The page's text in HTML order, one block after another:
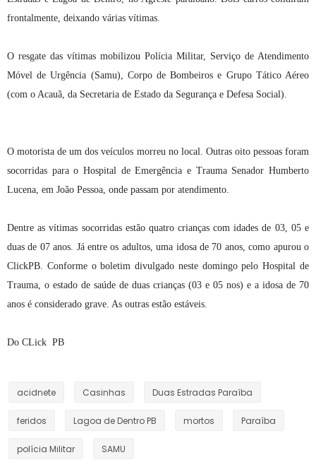
frontalmente, deixando várias vítimas.
O resgate das vítimas mobilizou Polícia Militar, Serviço de Atendimento
Móvel de Urgência (Samu), Corpo de Bombeiros e Grupo Tático Aéreo
(com o Acauã, da Secretaria de Estado da Segurança e Defesa Social).
O motorista de um dos veículos morreu no local. Outras oito pessoas foram
socorridas para o Hospital de Emergência e Trauma Senador Humberto
Lucena, em João Pessoa, onde passam por atendimento.
Dentre as vítimas socorridas estão quatro crianças com idades de 03, 05 e
duas de 07 anos. Já entre os adultos, uma idosa de 70 anos, como apurou o
ClickPB. Conforme o boletim divulgado neste domingo pelo Hospital de
Trauma, o estado de saúde de duas crianças (03 e 05 nos) e a idosa de 70
anos é considerado grave. As outras estão estáveis.
Do CLick PB
acidnete Casinhas Duas Estradas Paraíba
feridos Lagoa de Dentro PB mortos Paraíba
polícia Militar SAMU